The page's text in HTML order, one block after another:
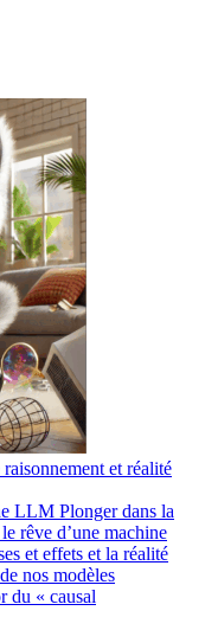
et réalité
LLM Plonger dans la
rêve d’une machine
et effets et la réalité
nos modèles
du « causal